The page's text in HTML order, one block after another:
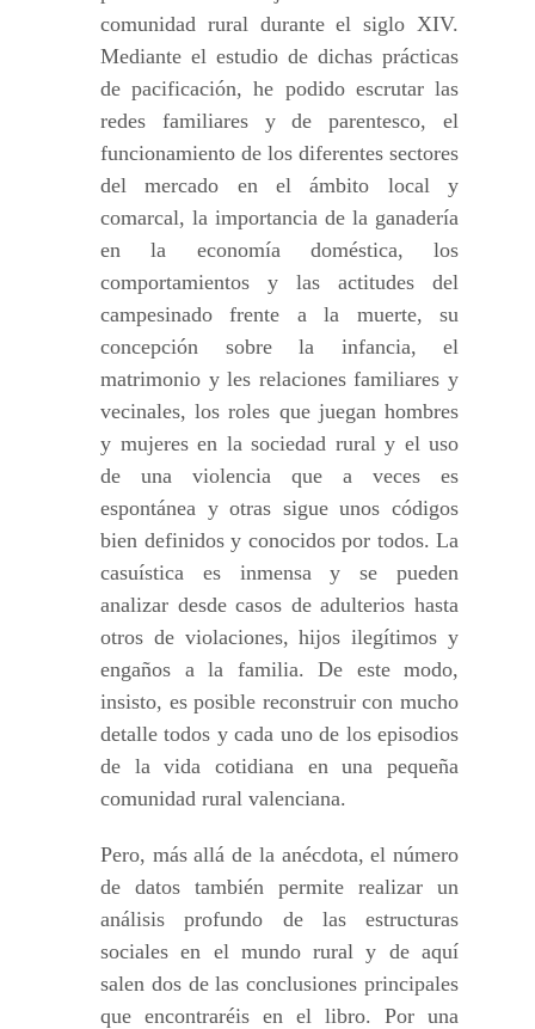
comunidad rural durante el siglo XIV.
Mediante el estudio de dichas prácticas
de pacificación, he podido escrutar las
redes familiares y de parentesco, el
funcionamiento de los diferentes sectores
del mercado en el ámbito local y
comarcal, la importancia de la ganadería
en la economía doméstica, los
comportamientos y las actitudes del
campesinado frente a la muerte, su
concepción sobre la infancia, el
matrimonio y les relaciones familiares y
vecinales, los roles que juegan hombres
y mujeres en la sociedad rural y el uso
de una violencia que a veces es
espontánea y otras sigue unos códigos
bien definidos y conocidos por todos. La
casuística es inmensa y se pueden
analizar desde casos de adulterios hasta
otros de violaciones, hijos ilegítimos y
engaños a la familia. De este modo,
insisto, es posible reconstruir con mucho
detalle todos y cada uno de los episodios
de la vida cotidiana en una pequeña
comunidad rural valenciana.
Pero, más allá de la anécdota, el número
de datos también permite realizar un
análisis profundo de las estructuras
sociales en el mundo rural y de aquí
salen dos de las conclusiones principales
que encontraréis en el libro. Por una